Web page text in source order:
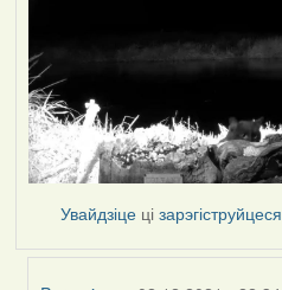
Увайдзіце цізарэгіструйцеся